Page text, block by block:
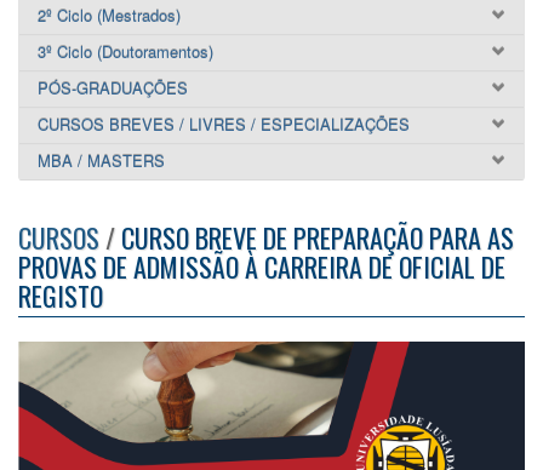
2º Ciclo (Mestrados)
3º Ciclo (Doutoramentos)
PÓS-GRADUAÇÕES
CURSOS BREVES / LIVRES / ESPECIALIZAÇÕES
MBA / MASTERS
CURSOS/CURSO BREVE DE PREPARAÇÃO PARA AS
PROVAS DE ADMISSÃO À CARREIRA DE OFICIAL DE
REGISTO